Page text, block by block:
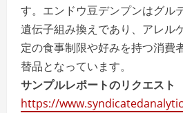
す。エンドウ豆デンプンはグル
遺伝子組み換えであり、アレル
定の食事制限や好みを持つ消費
替品となっています。
サンプルレポートのリクエスト
https://